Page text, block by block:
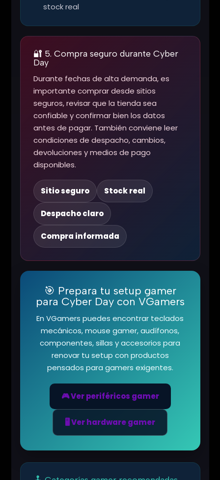
stock real
🔐 5. Compra seguro durante Cyber
Day
Durante fechas de alta demanda, es
importante comprar desde sitios
seguros, revisar que la tienda sea
confiable y confirmar bien los datos
antes de pagar. También conviene leer
condiciones de despacho, cambios,
devoluciones y medios de pago
disponibles.
Sitio seguro Stock real
Despacho claro
Compra informada
🎯 Prepara tu setup gamer
para Cyber Day con VGamers
En VGamers puedes encontrar teclados
mecánicos, mouse gamer, audífonos,
componentes, sillas y accesorios para
renovar tu setup con productos
pensados para gamers exigentes.
🎮 Ver periféricos gamer
🖥️ Ver hardware gamer